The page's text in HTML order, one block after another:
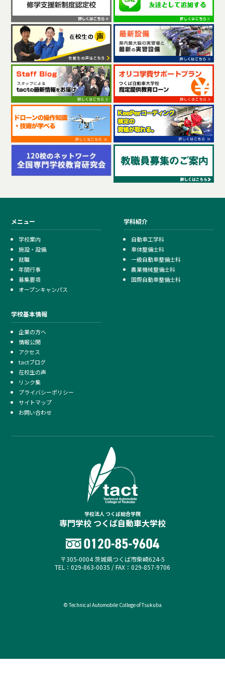
メニュー
学校案内
施設・設備
就職
年間行事
募集要項
オープンキャンパス
学科紹介
自動車工学科
車体整備士科
一級自動車整備士科
農業機械整備士科
国際自動車整備士科
学校基本情報
企業の方へ
情報公開
アクセス
tactブログ
在校生の声
リンク集
プライバシーポリシー
サイトマップ
お問い合わせ
学校法人 つくば総合学院
専門学校 つくば自動車大学校
〒305-0004 茨城県つくば市柴崎624-5
TEL：029-863-0035 / FAX：029-857-9706
© Technical Automobile College of Tsukuba